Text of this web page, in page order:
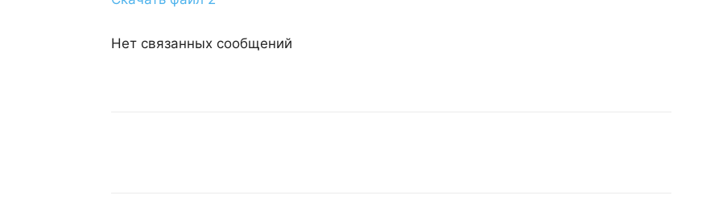
Нет связанных сообщений